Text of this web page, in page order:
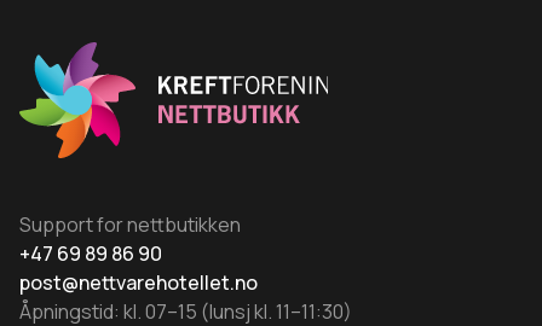
kan
velges
Support for nettbutikken
+47 69 89 86 90
post@nettvarehotellet.no
Åpningstid: kl. 07–15 (lunsj kl. 11–11:30)